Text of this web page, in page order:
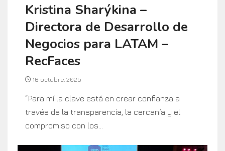
Kristina Sharýkina –
Directora de Desarrollo de
Negocios para LATAM –
RecFaces
16 octubre, 2025
“Para mí la clave está en crear confianza a
través de la transparencia, la cercanía y el
compromiso con los...